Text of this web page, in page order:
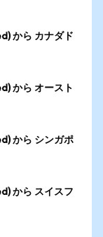
から カナダド
から オースト
から シンガポ
から スイスフ